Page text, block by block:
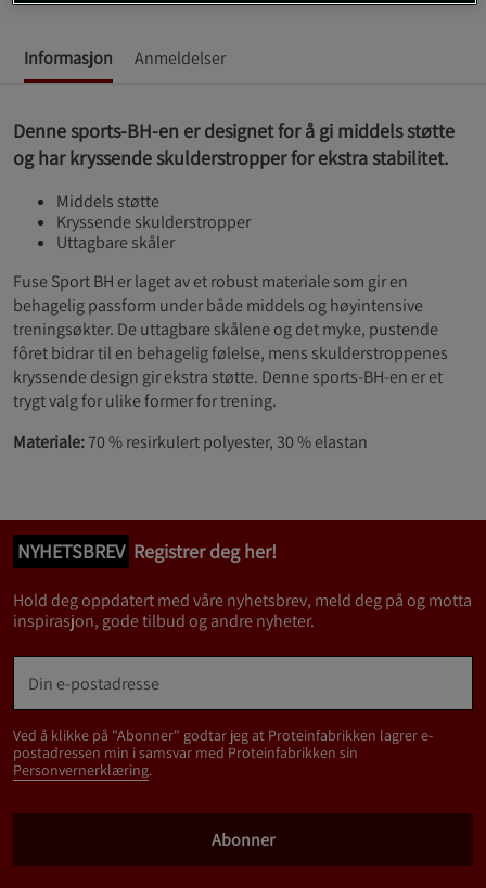
Informasjon Anmeldelser
Denne sports-BH-en er designet for å gi middels støtte
og har kryssende skulderstropper for ekstra stabilitet.
Middels støtte
Kryssende skulderstropper
Uttagbare skåler
Fuse Sport BH er laget av et robust materiale som gir en
behagelig passform under både middels og høyintensive
treningsøkter. De uttagbare skålene og det myke, pustende
fôret bidrar til en behagelig følelse, mens skulderstroppenes
kryssende design gir ekstra støtte. Denne sports-BH-en er et
trygt valg for ulike former for trening.
Materiale:70 % resirkulert polyester, 30 % elastan
NYHETSBREV Registrer deg her!
Hold deg oppdatert med våre nyhetsbrev, meld deg på og motta
inspirasjon, gode tilbud og andre nyheter.
Ved å klikke på "Abonner" godtar jeg at Proteinfabrikken lagrer e-
postadressen min i samsvar med Proteinfabrikken sin
Personvernerklæring.
Abonner